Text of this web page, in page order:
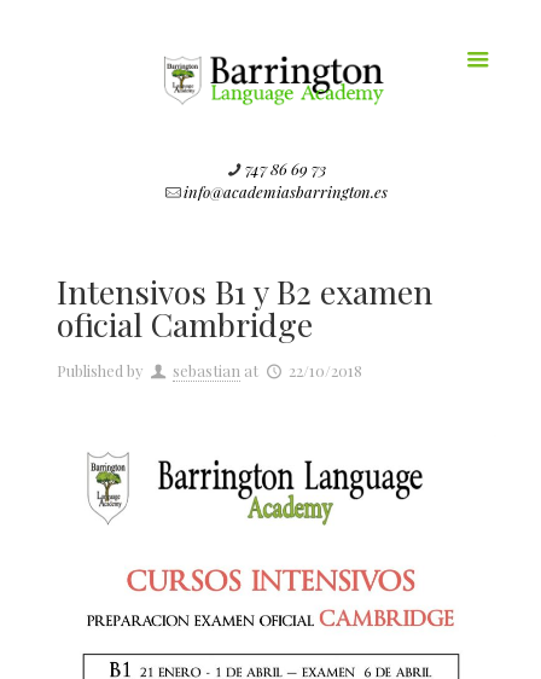
747 86 69 73
info@academiasbarrington.es
Intensivos B1 y B2 examen
oficial Cambridge
Published by sebastian at 22/10/2018